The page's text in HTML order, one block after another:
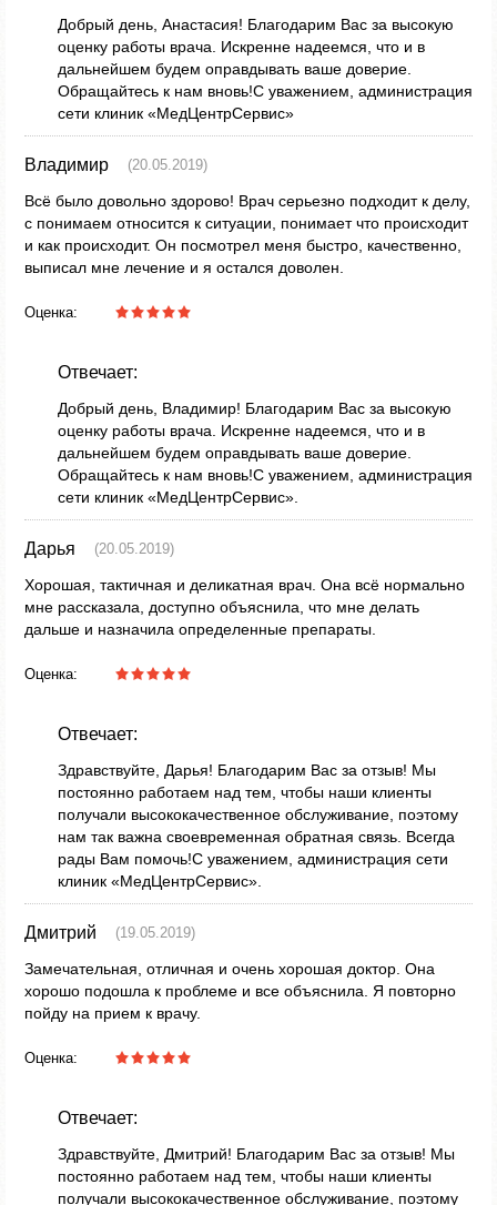
Добрый день, Анастасия! Благодарим Вас за высокую
оценку работы врача. Искренне надеемся, что и в
дальнейшем будем оправдывать ваше доверие.
Обращайтесь к нам вновь!С уважением, администрация
сети клиник «МедЦентрСервис»
Владимир (20.05.2019)
Всё было довольно здорово! Врач серьезно подходит к делу,
с понимаем относится к ситуации, понимает что происходит
и как происходит. Он посмотрел меня быстро, качественно,
выписал мне лечение и я остался доволен.
Оценка:
Отвечает:
Добрый день, Владимир! Благодарим Вас за высокую
оценку работы врача. Искренне надеемся, что и в
дальнейшем будем оправдывать ваше доверие.
Обращайтесь к нам вновь!С уважением, администрация
сети клиник «МедЦентрСервис».
Дарья (20.05.2019)
Хорошая, тактичная и деликатная врач. Она всё нормально
мне рассказала, доступно объяснила, что мне делать
дальше и назначила определенные препараты.
Оценка:
Отвечает:
Здравствуйте, Дарья! Благодарим Вас за отзыв! Мы
постоянно работаем над тем, чтобы наши клиенты
получали высококачественное обслуживание, поэтому
нам так важна своевременная обратная связь. Всегда
рады Вам помочь!С уважением, администрация сети
клиник «МедЦентрСервис».
Дмитрий (19.05.2019)
Замечательная, отличная и очень хорошая доктор. Она
хорошо подошла к проблеме и все объяснила. Я повторно
пойду на прием к врачу.
Оценка:
Отвечает:
Здравствуйте, Дмитрий! Благодарим Вас за отзыв! Мы
постоянно работаем над тем, чтобы наши клиенты
получали высококачественное обслуживание, поэтому